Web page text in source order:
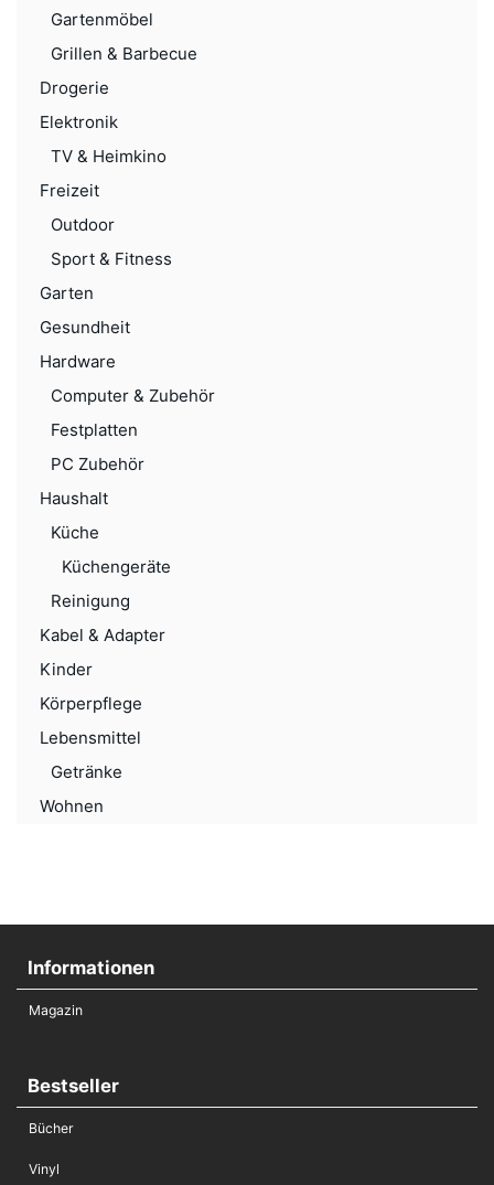
Gartenmöbel
Grillen & Barbecue
Drogerie
Elektronik
TV & Heimkino
Freizeit
Outdoor
Sport & Fitness
Garten
Gesundheit
Hardware
Computer & Zubehör
Festplatten
PC Zubehör
Haushalt
Küche
Küchengeräte
Reinigung
Kabel & Adapter
Kinder
Körperpflege
Lebensmittel
Getränke
Wohnen
Informationen
Magazin
Bestseller
Bücher
Vinyl